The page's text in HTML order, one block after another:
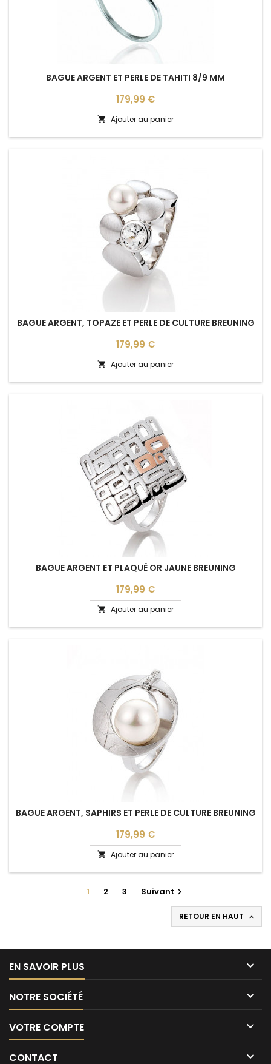
BAGUE ARGENT ET PERLE DE TAHITI 8/9 MM
Prix
179,99 €
 Ajouter au panier
BAGUE ARGENT, TOPAZE ET PERLE DE CULTURE BREUNING
Prix
179,99 €
 Ajouter au panier
BAGUE ARGENT ET PLAQUÉ OR JAUNE BREUNING
Prix
179,99 €
 Ajouter au panier
BAGUE ARGENT, SAPHIRS ET PERLE DE CULTURE BREUNING
Prix
179,99 €
 Ajouter au panier
1 2 3 Suivant 
RETOUR EN HAUT 
EN SAVOIR PLUS 
NOTRE SOCIÉTÉ 
VOTRE COMPTE 
CONTACT 